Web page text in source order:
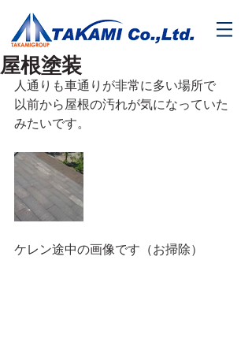
屋根塗装
人通りも車通りが非常に多い場所で
以前から屋根の汚れが気になっていた
みたいです。
ケレン途中の画像です（お掃除）